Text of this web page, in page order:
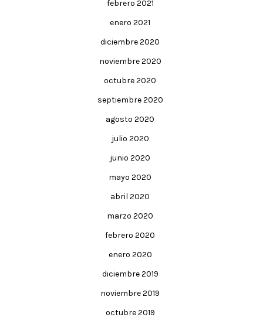
febrero 2021
enero 2021
diciembre 2020
noviembre 2020
octubre 2020
septiembre 2020
agosto 2020
julio 2020
junio 2020
mayo 2020
abril 2020
marzo 2020
febrero 2020
enero 2020
diciembre 2019
noviembre 2019
octubre 2019